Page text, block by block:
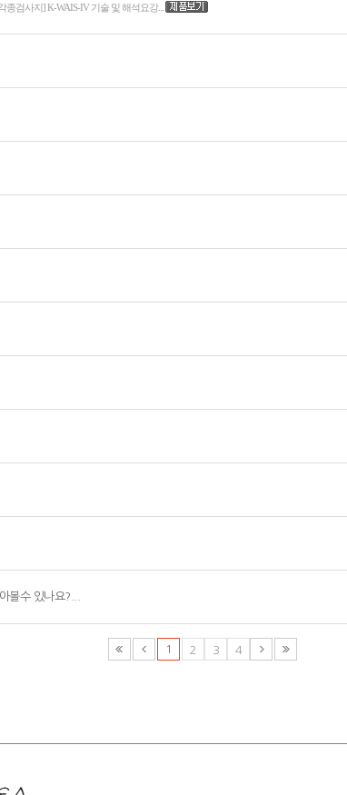
종검사지] K-WAIS-IV 기술 및 해석요강...
볼수 있나요?...
1 2 3 4